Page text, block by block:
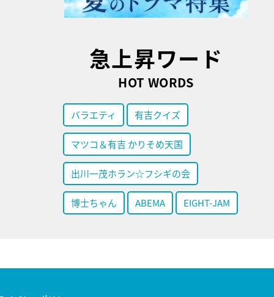
急上昇ワード
HOT WORDS
バラエティ 有吉クイズ
マツコ＆有吉 かりそめ天国
出川一茂ホラン☆フシギの会
博士ちゃん ABEMA EIGHT-JAM